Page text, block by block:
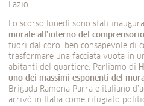
Lazio.
Lo scorso lunedì sono stati
murale all’interno del comprensorio
fuori dal coro, ben consapevole di
trasformare una facciata vuota in
abitanti del quartiere. Parliamo di
uno dei massimi esponenti del
Brigada Ramona Parra e italiano
arrivò in Italia come rifugiato